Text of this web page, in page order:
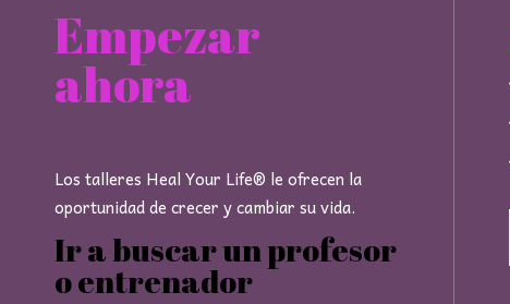
Empezar
ahora
Los talleres Heal Your Life® le ofrecen la
oportunidad de crecer y cambiar su vida.
Ir a buscar un profesor
o entrenador